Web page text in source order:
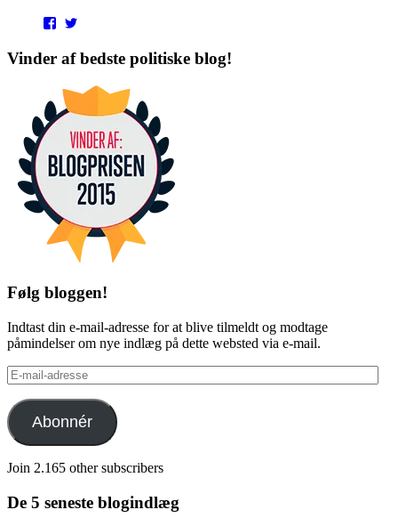
View
profile
on
profile
on
Vinder af bedste politiske blog!
Følg bloggen!
Indtast din e-mail-adresse for at blive tilmeldt og modtage
påmindelser om nye indlæg på dette websted via e-mail.
E-
mail-
adresse
Abonnér
Join 2.165 other subscribers
De 5 seneste blogindlæg